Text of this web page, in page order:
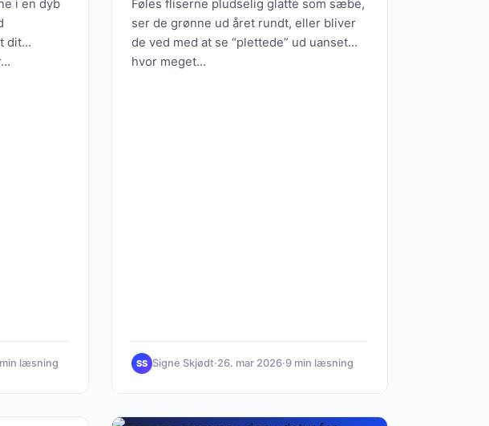
i en dyb
dit
læsning
Føles fliserne pludselig glatte som sæbe,
ser de grønne ud året rundt, eller bliver
de ved med at se “plettede” ud uanset
hvor meget…
SS Signe Skjødt·26. mar 2026·9 min læsning